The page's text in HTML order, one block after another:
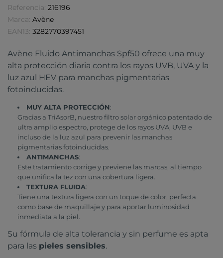
Referencia: 216196
Marca: Avène
EAN13: 3282770397451
Avène Fluido Antimanchas Spf50 ofrece una muy
alta protección diaria contra los rayos UVB, UVA y la
luz azul HEV para manchas pigmentarias
fotoinducidas.
MUY ALTA PROTECCIÓN:
Gracias a TriAsorB, nuestro filtro solar orgánico patentado de
ultra amplio espectro, protege de los rayos UVA, UVB e
incluso de la luz azul para prevenir las manchas
pigmentarias fotoinducidas.
ANTIMANCHAS:
Este tratamiento corrige y previene las marcas, al tiempo
que unifica la tez con una cobertura ligera.
TEXTURA FLUIDA:
Tiene una textura ligera con un toque de color, perfecta
como base de maquillaje y para aportar luminosidad
inmediata a la piel.
Su fórmula de alta tolerancia y sin perfume es apta
para las pieles sensibles.